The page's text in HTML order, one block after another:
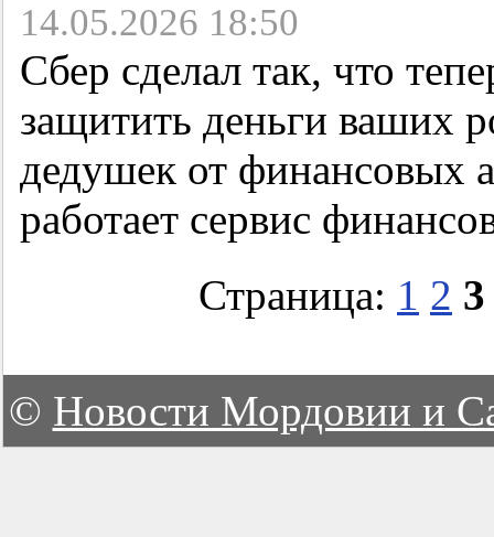
14.05.2026 18:50
Сбер сделал так, что
защитить деньги ваших
дедушек от финансовых
работает сервис
Страница: 1 2 3
© Новости Мордовии и